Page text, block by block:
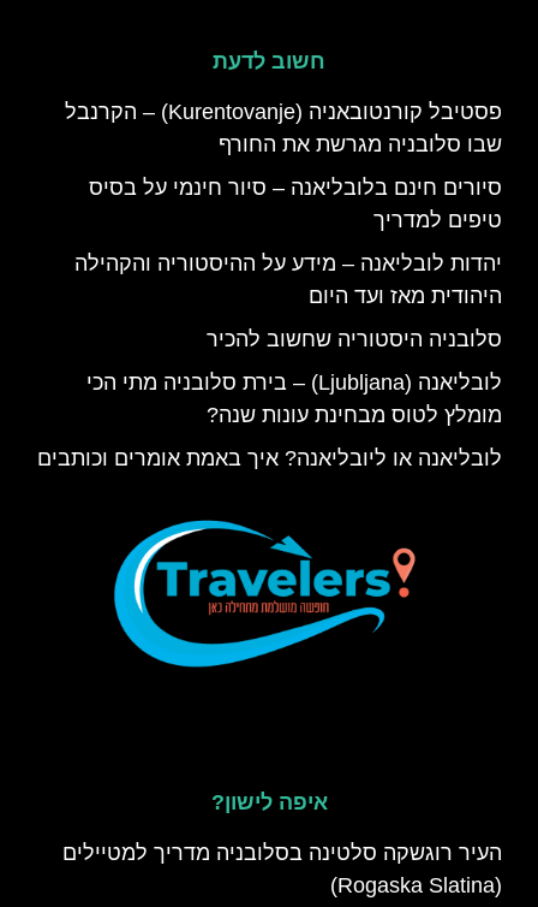
חשוב לדעת
פסטיבל קורנטובאניה (Kurentovanje) – הקרנבל
שבו סלובניה מגרשת את החורף
סיורים חינם בלובליאנה – סיור חינמי על בסיס
טיפים למדריך
יהדות לובליאנה – מידע על ההיסטוריה והקהילה
היהודית מאז ועד היום
סלובניה היסטוריה שחשוב להכיר
לובליאנה (Ljubljana) – בירת סלובניה מתי הכי
מומלץ לטוס מבחינת עונות שנה?
לובליאנה או ליובליאנה? איך באמת אומרים וכותבים
איפה לישון?
העיר רוגשקה סלטינה בסלובניה מדריך למטיילים
(Rogaska Slatina)